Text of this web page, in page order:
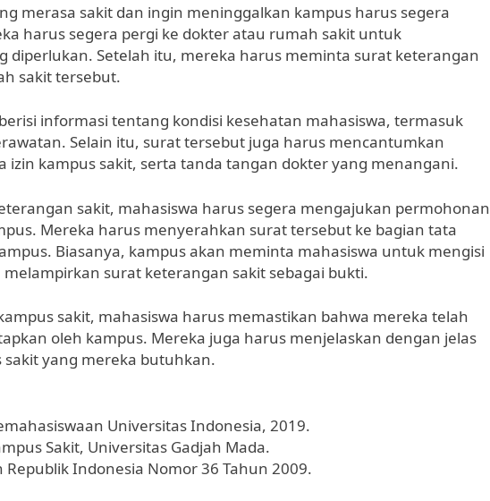
merasa sakit dan ingin meninggalkan kampus harus segera
harus segera pergi ke dokter atau rumah sakit untuk
diperlukan. Setelah itu, mereka harus meminta surat keterangan
sakit tersebut.
informasi tentang kondisi kesehatan mahasiswa, termasuk
Selain itu, surat tersebut juga harus mencantumkan
izin kampus sakit, serta tanda tangan dokter yang menangani.
sakit, mahasiswa harus segera mengajukan permohonan
Mereka harus menyerahkan surat tersebut ke bagian tata
Biasanya, kampus akan meminta mahasiswa untuk mengisi
surat keterangan sakit sebagai bukti.
sakit, mahasiswa harus memastikan bahwa mereka telah
oleh kampus. Mereka juga harus menjelaskan dengan jelas
yang mereka butuhkan.
Universitas Indonesia, 2019.
Sakit, Universitas Gadjah Mada.
Indonesia Nomor 36 Tahun 2009.